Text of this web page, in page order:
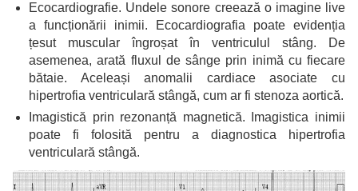
Ecocardiografie. Undele sonore creează o imagine live
a funcționării inimii. Ecocardiografia poate evidenția
țesut muscular îngroșat în ventriculul stâng. De
asemenea, arată fluxul de sânge prin inimă cu fiecare
bătaie. Aceleași anomalii cardiace asociate cu
hipertrofia ventriculară stângă, cum ar fi stenoza aortică.
Imagistică prin rezonanță magnetică. Imagistica inimii
poate fi folosită pentru a diagnostica hipertrofia
ventriculară stângă.